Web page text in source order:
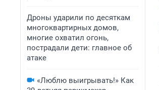
Дроны ударили по десяткам
многоквартирных домов,
многие охватил огонь,
пострадали дети: главное об
атаке
«Люблю выигрывать!» Как